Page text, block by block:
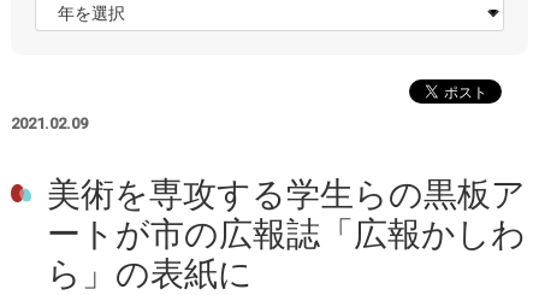
2021.02.09
美術を専攻する学生らの黒板ア
ートが市の広報誌「広報かしわ
ら」の表紙に